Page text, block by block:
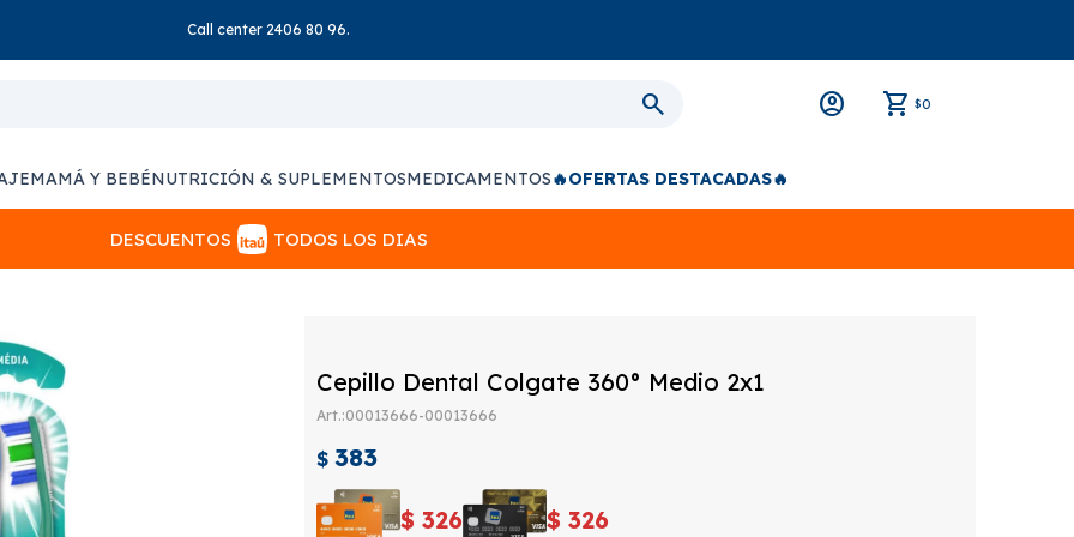
Call center 2406 80 96.
$0
MAMÁ Y BEBÉNUTRICIÓN & SUPLEMENTOSMEDICAMENTOS🔥OFERTAS DESTACADAS🔥
DESCUENTOS TODOS LOS DIAS
Cepillo Dental Colgate 360° Medio 2x1
00013666-00013666
$ 383
$ 326 $ 326